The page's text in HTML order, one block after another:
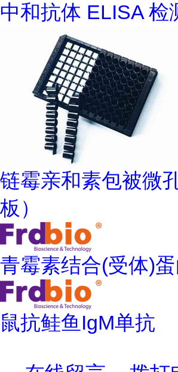
中和抗体 ELISA 检
链霉亲和素包被微
板）
青霉素结合(受体)蛋
鼠抗鲑鱼IgM单抗